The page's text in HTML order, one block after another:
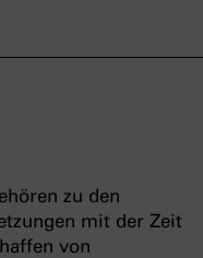
zu den
mit der Zeit
von